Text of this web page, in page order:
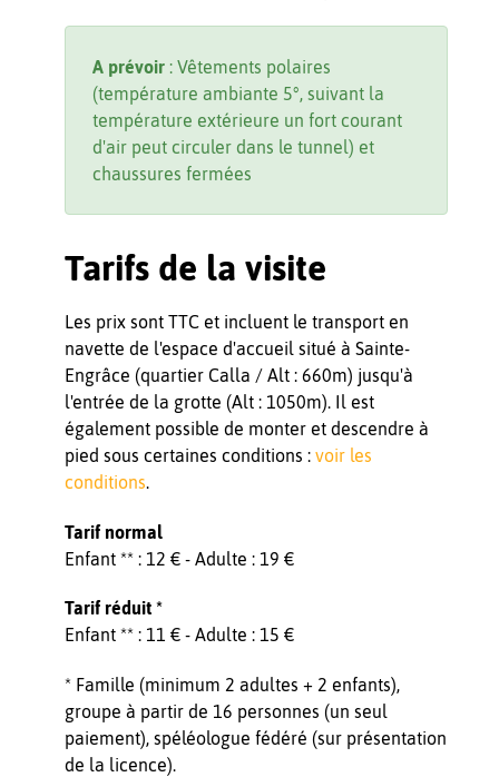
A prévoir : Vêtements polaires
(température ambiante 5°, suivant la
température extérieure un fort courant
d'air peut circuler dans le tunnel) et
chaussures fermées
Tarifs de la visite
Les prix sont TTC et incluent le transport en
navette de l'espace d'accueil situé à Sainte-
Engrâce (quartier Calla / Alt : 660m) jusqu'à
l'entrée de la grotte (Alt : 1050m). Il est
également possible de monter et descendre à
pied sous certaines conditions : voir les
conditions.
Tarif normal
Enfant ** : 12 € - Adulte : 19 €
Tarif réduit *
Enfant ** : 11 € - Adulte : 15 €
* Famille (minimum 2 adultes + 2 enfants),
groupe à partir de 16 personnes (un seul
paiement), spéléologue fédéré (sur présentation
de la licence).